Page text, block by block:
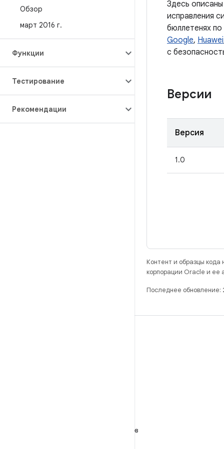
Обзор
март 2016 г.
Функции
Тестирование
Рекомендации
Здесь
исправления
бюллетенях
Google, Huawei
с
Версии
Версия
1.0
Контент и образцы
корпорации Oracle и
Последнее
Драйверы в виде исполняемых файлов